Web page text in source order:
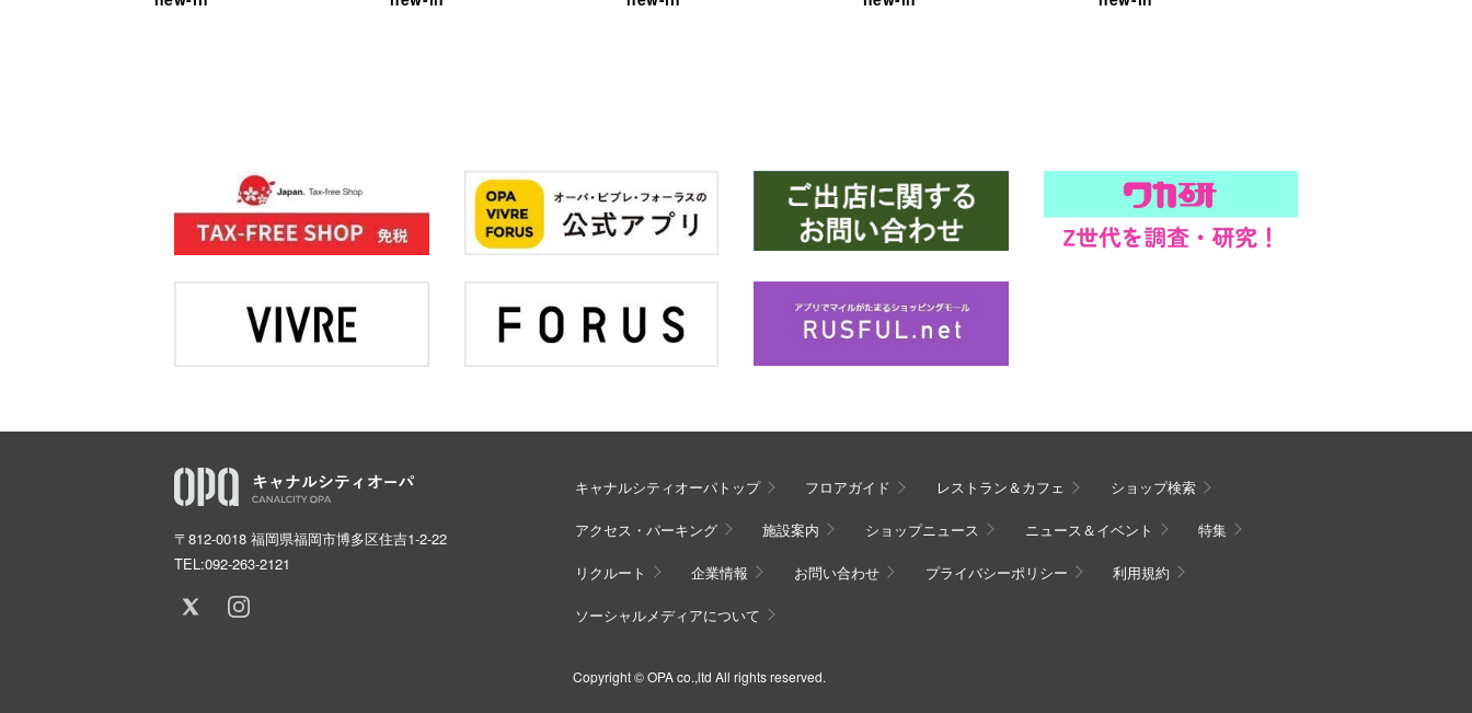
〒812-0018 福岡県福岡市博多区住吉1-2-22
TEL:092-263-2121
キャナルシティオーパトップ フロアガイド レストラン＆カフェ ショップ検索
アクセス・パーキング 施設案内 ショップニュース ニュース＆イベント 特集
リクルート 企業情報 お問い合わせ プライバシーポリシー 利用規約
ソーシャルメディアについて
Copyright © OPA co.,ltd All rights reserved.